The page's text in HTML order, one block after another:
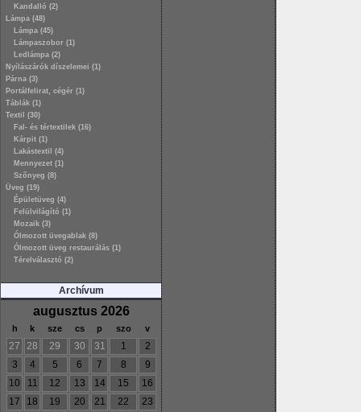
Kandalló (2)
Lámpa (48)
Lámpa (45)
Lámpaszobor (1)
Ledlámpa (2)
Nyílászárók díszelemei (1)
Párna (3)
Portálfelirat, cégér (1)
Táblák (1)
Textil (30)
Fal- és tértextilek (16)
Kárpit (1)
Lakástextil (4)
Mennyezet (1)
Szőnyeg (8)
Üveg (19)
Épületüveg (4)
Felülvilágító (1)
Mozaik (3)
Ólmozott üvegablak (8)
Ólmozott üveg restaurálás (1)
Térelválasztó (2)
Archívum
augusztus 2026
h k sze cs p szo v
27 28 29 30 31 1
2
3
4 5 6 7 8
9
10
11 12 13 14 15
16
17
18 19 20 21 22
23